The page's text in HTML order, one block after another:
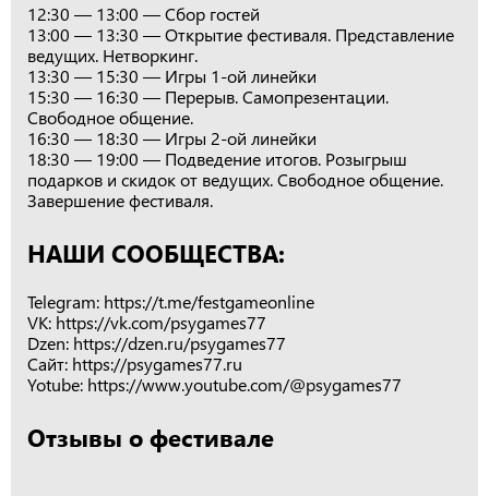
12:30 — 13:00 — Сбор гостей
13:00 — 13:30 — Открытие фестиваля. Представление
ведущих. Нетворкинг.
13:30 — 15:30 — Игры 1-ой линейки
15:30 — 16:30 — Перерыв. Самопрезентации.
Свободное общение.
16:30 — 18:30 — Игры 2-ой линейки
18:30 — 19:00 — Подведение итогов. Розыгрыш
подарков и скидок от ведущих. Свободное общение.
Завершение фестиваля.
НАШИ СООБЩЕСТВА:
Telegram: https://t.me/festgameonline
VK: https://vk.com/psygames77
Dzen: https://dzen.ru/psygames77
Сайт: https://psygames77.ru
Yotube: https://www.youtube.com/@psygames77
Отзывы о фестивале